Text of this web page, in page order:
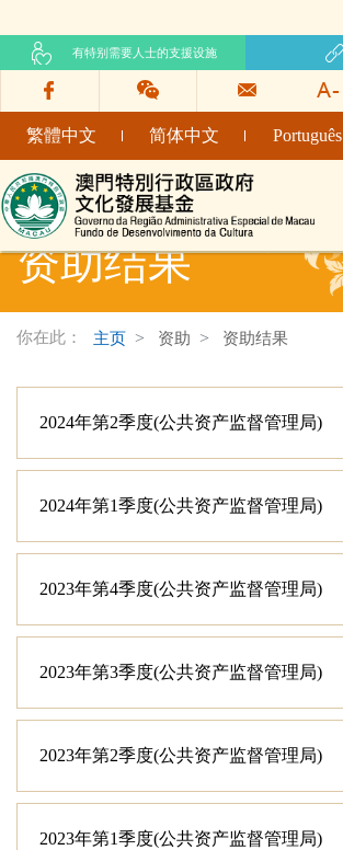
有特别需要人士的支援设施
繁體中文 简体中文 Português
文化发展基金网页
资助结果
你在此： 主页 资助 资助结果
2024年第2季度(公共资产监督管理局)
2024年第1季度(公共资产监督管理局)
2023年第4季度(公共资产监督管理局)
2023年第3季度(公共资产监督管理局)
2023年第2季度(公共资产监督管理局)
2023年第1季度(公共资产监督管理局)